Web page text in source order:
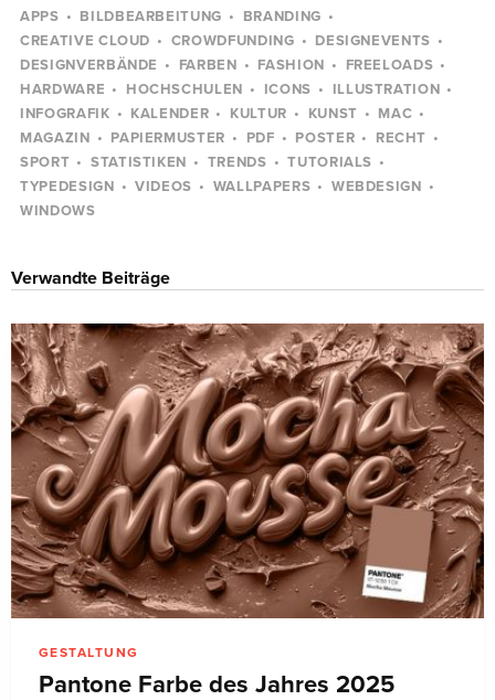
APPS BILDBEARBEITUNG
BRANDING
CREATIVE CLOUD
CROWDFUNDING
DESIGNEVENTS
DESIGNVERBÄNDE
FARBEN FASHION
FREELOADS
HARDWARE
HOCHSCHULEN ICONS
ILLUSTRATION
INFOGRAFIK
KALENDER KULTUR KUNST
MAC
MAGAZIN
PAPIERMUSTER PDF POSTER
RECHT
SPORT
STATISTIKEN TRENDS
TUTORIALS
TYPEDESIGN
VIDEOS WALLPAPERS
WEBDESIGN
WINDOWS
Verwandte Beiträge
GESTALTUNG
Pantone Farbe des Jahres 2025